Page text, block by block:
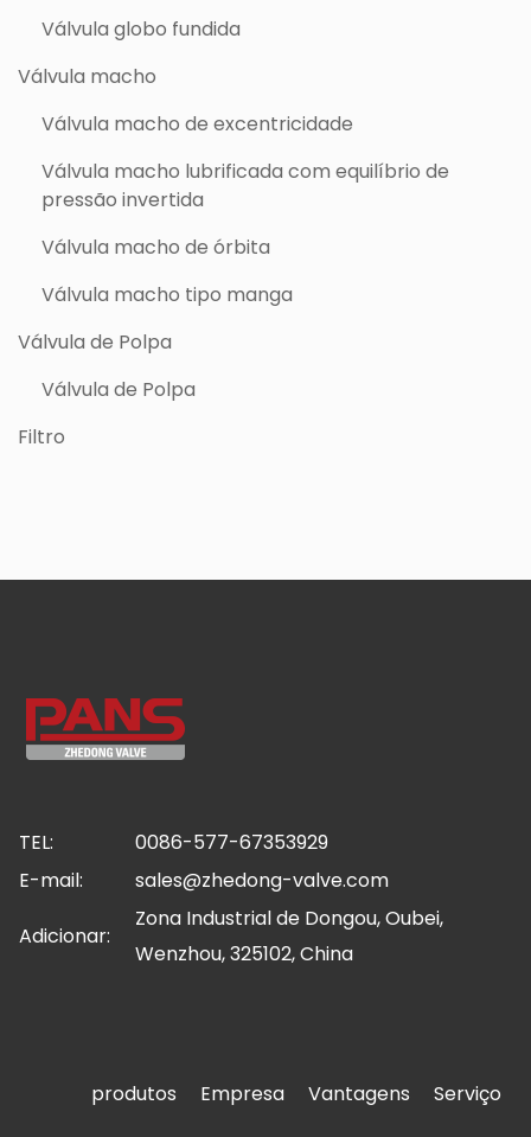
Válvula globo fundida
Válvula macho
Válvula macho de excentricidade
Válvula macho lubrificada com equilíbrio de
pressão invertida
Válvula macho de órbita
Válvula macho tipo manga
Válvula de Polpa
Válvula de Polpa
Filtro
TEL:
0086-577-67353929
E-mail:
sales@zhedong-valve.com
Adicionar:
Zona Industrial de Dongou, Oubei,
Wenzhou, 325102, China
produtos Empresa Vantagens
Serviço